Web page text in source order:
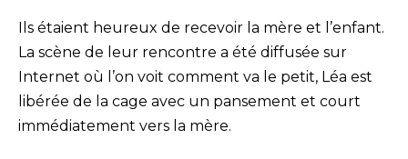
Ils étaient heureux de recevoir la mère et l’enfant.
La scène de leur rencontre a été diffusée sur
Internet où l’on voit comment va le petit, Léa est
libérée de la cage avec un pansement et court
immédiatement vers la mère.